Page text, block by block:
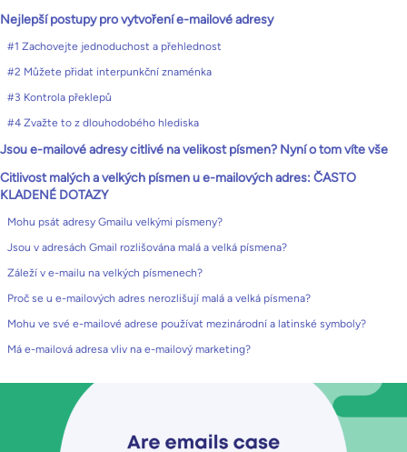
Nejlepší postupy pro vytvoření e-mailové adresy
#1 Zachovejte jednoduchost a přehlednost
#2 Můžete přidat interpunkční znaménka
#3 Kontrola překlepů
#4 Zvažte to z dlouhodobého hlediska
Jsou e-mailové adresy citlivé na velikost písmen? Nyní o tom víte vše
Citlivost malých a velkých písmen u e-mailových adres: ČASTO
KLADENÉ DOTAZY
Mohu psát adresy Gmailu velkými písmeny?
Jsou v adresách Gmail rozlišována malá a velká písmena?
Záleží v e-mailu na velkých písmenech?
Proč se u e-mailových adres nerozlišují malá a velká písmena?
Mohu ve své e-mailové adrese používat mezinárodní a latinské symboly?
Má e-mailová adresa vliv na e-mailový marketing?